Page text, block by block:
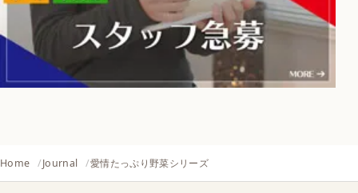
Home Journal 愛情たっぷり野菜シリーズ